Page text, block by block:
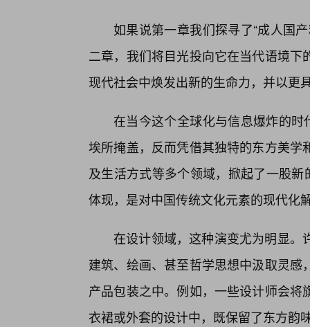
如果说第一章我们探寻了“成人国
二章，我们将目光投向它在当代语境
现代社会中焕发出新的生命力，并以更
在当今这个全球化与信息爆炸的时
埃所掩盖，反而凭借其独特的东方美
及生活方式等多个领域，掀起了一股
体现，是对中国传统文化元素的现代化
在设计领域，这种演变尤为明显。
建筑、绘画、甚至哲学思想中汲取灵
产品包装之中。例如，一些设计师会
衣裙或外套的设计中，既保留了东方韵